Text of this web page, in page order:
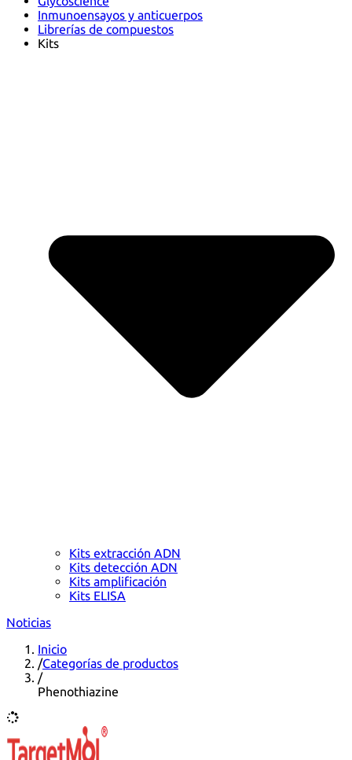
Inmunoensayos y anticuerpos
Librerías de compuestos
Kits
Kits extracción ADN
Kits detección ADN
Kits amplificación
Kits ELISA
Noticias
Inicio
/Categorías de productos
/
Phenothiazine